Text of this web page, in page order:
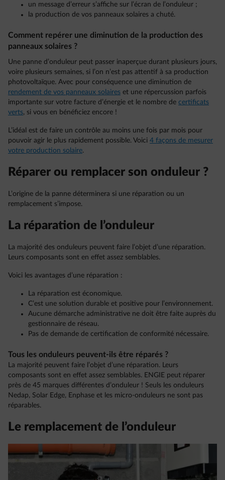
un message d’erreur s’affiche sur l’écran de l’onduleur ;
la production de vos panneaux solaires a chuté.
Comment repérer une diminution de la production des
panneaux solaires ?
Une panne d’onduleur peut passer inaperçue durant plusieurs jours,
voire plusieurs semaines, si l’on n’est pas attentif à sa production
photovoltaïque. Avec pour conséquence une diminution de
rendement de vos panneaux solaires et une répercussion parfois
importante sur votre facture d’énergie et le nombre de certificats
verts, si vous en bénéficiez encore !
L’idéal est de faire un contrôle au moins une fois par mois pour
pouvoir agir le plus rapidement possible. Voici 4 façons de mesurer
votre production solaire.
Réparer ou remplacer son onduleur ?
L’origine de la panne déterminera si une réparation ou un
remplacement s’impose.
La réparation de l’onduleur
La majorité des onduleurs peuvent faire l’objet d’une réparation.
Leurs composants sont en effet assez semblables.
Voici les avantages d’une réparation :
La réparation est économique.
C’est une solution durable et positive pour l’environnement.
Aucune démarche administrative ne doit être faite auprès du
gestionnaire de réseau.
Pas de demande de certification de conformité nécessaire.
Tous les onduleurs peuvent-ils être réparés ?
La majorité peuvent faire l’objet d’une réparation. Leurs
composants sont en effet assez semblables. ENGIE peut réparer
près de 45 marques différentes d’onduleur ! Seuls les onduleurs
Nedap, Solar Edge, Enphase et les micro-onduleurs ne sont pas
réparables.
Le remplacement de l’onduleur